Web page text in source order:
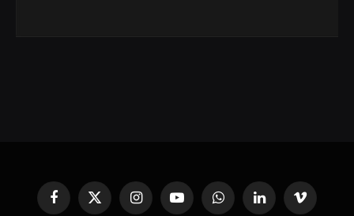
Facebook
X
InstagramYouTubeWhatsAppLinkedin'deVimeo